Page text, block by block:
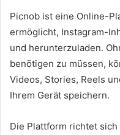
Picnob ist eine Online-
ermöglicht, Instagram-
und herunterzuladen.
benötigen zu müssen,
Videos, Stories, Reels
Ihrem Gerät speichern.
Die Plattform richtet